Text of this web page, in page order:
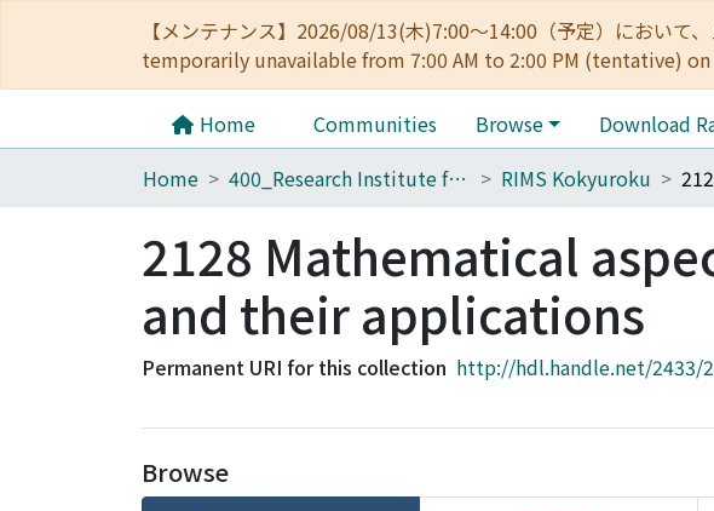
【メンテナンス】2026/08/13(木)7:00～14:00（予定）におい
temporarily unavailable from 7:00 AM to 2:00 PM (tentative)
Home Communities Browse Download
Home
400_Research Institute for Mathematical Sciences RIMS Kokyuroku
2128 Mathematical
and their applications
Permanent URI for this collection http://hdl.handle.net/2433/
Browse